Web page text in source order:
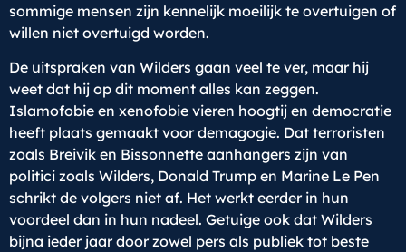
sommige mensen zijn kennelijk moeilijk te overtuigen of
willen niet overtuigd worden.
De uitspraken van Wilders gaan veel te ver, maar hij
weet dat hij op dit moment alles kan zeggen.
Islamofobie en xenofobie vieren hoogtij en democratie
heeft plaats gemaakt voor demagogie. Dat terroristen
zoals Breivik en Bissonnette aanhangers zijn van
politici zoals Wilders, Donald Trump en Marine Le Pen
schrikt de volgers niet af. Het werkt eerder in hun
voordeel dan in hun nadeel. Getuige ook dat Wilders
bijna ieder jaar door zowel pers als publiek tot beste